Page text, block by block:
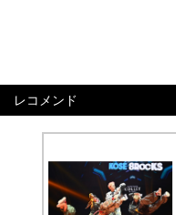
レコメンド